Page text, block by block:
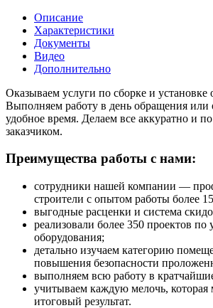
Описание
Характеристики
Документы
Видео
Дополнительно
Оказываем услуги по сборке и установке
Выполняем работу в день обращения или
удобное время. Делаем все аккуратно и
заказчиком.
Преимущества работы с нами:
сотрудники нашей компании —
строители с опытом работы более
выгодные расценки и система
реализовали более 350 проектов по
оборудования;
детально изучаем категорию
повышения безопасности
выполняем всю работу в
учитываем каждую мелочь, которая
итоговый результат.